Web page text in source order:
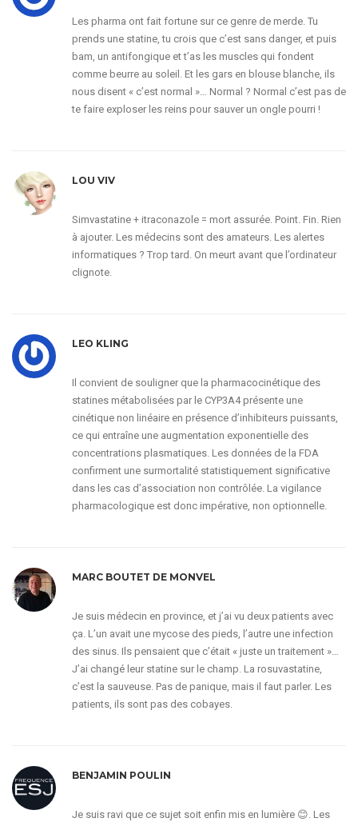
Les pharma ont fait fortune sur ce genre de merde. Tu
prends une statine, tu crois que c’est sans danger, et puis
bam, un antifongique et t’as les muscles qui fondent
comme beurre au soleil. Et les gars en blouse blanche, ils
nous disent « c’est normal »… Normal ? Normal c’est pas de
te faire exploser les reins pour sauver un ongle pourri !
LOU VIV
Simvastatine + itraconazole = mort assurée. Point. Fin. Rien
à ajouter. Les médecins sont des amateurs. Les alertes
informatiques ? Trop tard. On meurt avant que l’ordinateur
clignote.
LEO KLING
Il convient de souligner que la pharmacocinétique des
statines métabolisées par le CYP3A4 présente une
cinétique non linéaire en présence d’inhibiteurs puissants,
ce qui entraîne une augmentation exponentielle des
concentrations plasmatiques. Les données de la FDA
confirment une surmortalité statistiquement significative
dans les cas d’association non contrôlée. La vigilance
pharmacologique est donc impérative, non optionnelle.
MARC BOUTET DE MONVEL
Je suis médecin en province, et j’ai vu deux patients avec
ça. L’un avait une mycose des pieds, l’autre une infection
des sinus. Ils pensaient que c’était « juste un traitement »…
J’ai changé leur statine sur le champ. La rosuvastatine,
c’est la sauveuse. Pas de panique, mais il faut parler. Les
patients, ils sont pas des cobayes.
BENJAMIN POULIN
Je suis ravi que ce sujet soit enfin mis en lumière 😊. Les